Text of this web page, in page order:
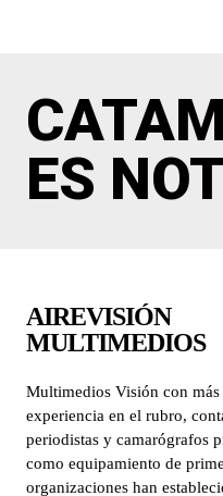
ES
AIREVISIÓN
MULTIMEDIOS
Multimedios Visión con más
experiencia en el rubro,
periodistas y camarógrafos
como equipamiento de
organizaciones han